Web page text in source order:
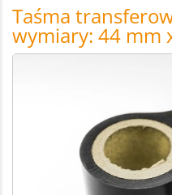
Taśma
wymiary: 44 mm